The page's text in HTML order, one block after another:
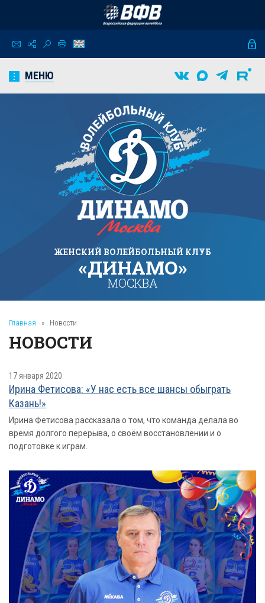
МЕНЮ
ЖЕНСКИЙ ВОЛЕЙБОЛЬНЫЙ КЛУБ
«ДИНАМО»
МОСКВА
Главная » Новости
НОВОСТИ
17 января 2020
Ирина Фетисова: «У нас есть все шансы обыграть
Казань!»
Ирина Фетисова рассказала о том, что команда делала во
время долгого перерыва, о своём восстановлении и о
подготовке к играм.